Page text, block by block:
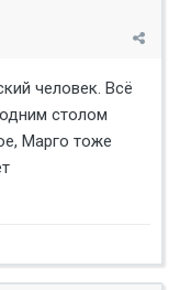
человек. Всё
столом
Марго тоже